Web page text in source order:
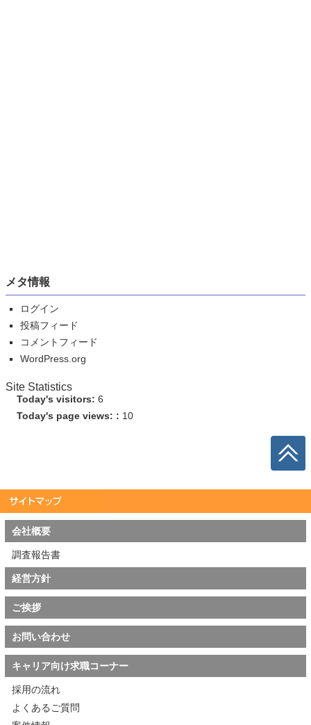
メタ情報
ログイン
投稿フィード
コメントフィード
WordPress.org
Site Statistics
Today's visitors: 6
Today's page views: : 10
会社概要
調査報告書
経営方針
ご挨拶
お問い合わせ
キャリア向け求職コーナー
採用の流れ
よくあるご質問